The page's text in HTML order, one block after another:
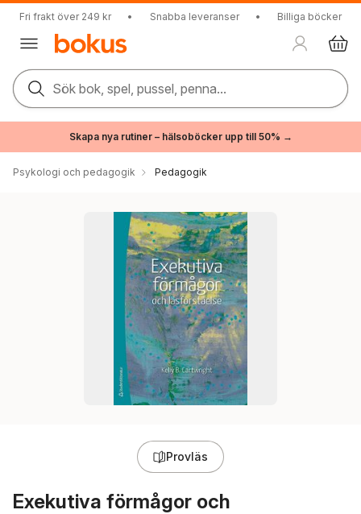
Fri frakt över 249 kr • Snabba leveranser • Billiga böcker
Sök bok, spel, pussel, penna...
Skapa nya rutiner – hälsoböcker upp till 50% →
Psykologi och pedagogik Pedagogik
Provläs
Exekutiva förmågor och